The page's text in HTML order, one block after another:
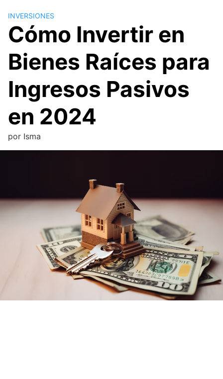
INVERSIONES
Cómo Invertir en
Bienes Raíces para
Ingresos Pasivos
en 2024
por Isma